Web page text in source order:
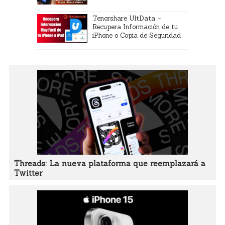
Tenorshare UltData –
Recupera Información de tu
iPhone o Copia de Seguridad
Threads: La nueva plataforma que reemplazará a
Twitter